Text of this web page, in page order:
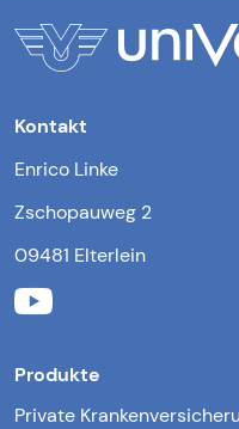
Kontakt
Enrico Linke
Zschopauweg 2
09481 Elterlein
Produkte
Private